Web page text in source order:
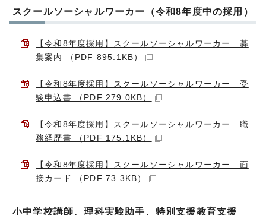
スクールソーシャルワーカー（令和8年度中の採用）
【令和8年度採用】スクールソーシャルワーカー 募
集案内 （PDF 895.1KB）
【令和8年度採用】スクールソーシャルワーカー 受
験申込書 （PDF 279.0KB）
【令和8年度採用】スクールソーシャルワーカー 職
務経歴書 （PDF 175.1KB）
【令和8年度採用】スクールソーシャルワーカー 面
接カード （PDF 73.3KB）
小中学校講師、理科実験助手、特別支援教育支援